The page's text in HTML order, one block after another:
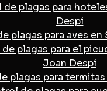
plagas para
Despí
plagas para aves en
plagas para el
Joan Despí
plagas para termitas